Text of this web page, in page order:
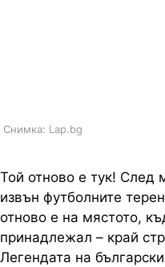
Снимка: Lap.bg
Той отново е тук! След
извън футболните
отново е на мястото,
принадлежал – край
Легендата на